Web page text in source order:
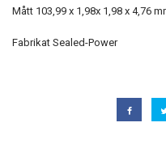
Mått 103,99 x 1,98x 1,98 x 4,76
Fabrikat Sealed-Power